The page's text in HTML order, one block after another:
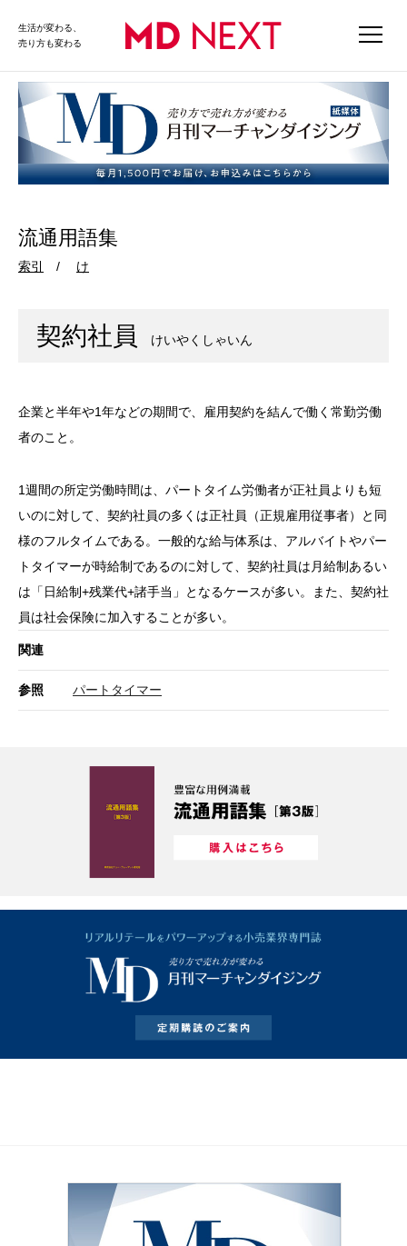
生活が変わる、
売り方も変わる
流通用語集
索引 け
契約社員 けいやくしゃいん
企業と半年や1年などの期間で、雇用契約を結んで働く常勤労働
者のこと。
1週間の所定労働時間は、パートタイム労働者が正社員よりも短
いのに対して、契約社員の多くは正社員（正規雇用従事者）と同
様のフルタイムである。一般的な給与体系は、アルバイトやパー
トタイマーが時給制であるのに対して、契約社員は月給制あるい
は「日給制+残業代+諸手当」となるケースが多い。また、契約社
員は社会保険に加入することが多い。
関連
参照 パートタイマー